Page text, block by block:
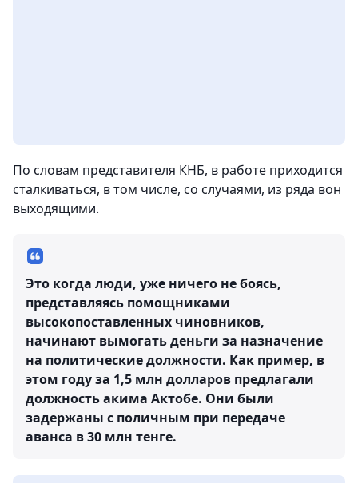
По словам представителя КНБ, в работе приходится
сталкиваться, в том числе, со случаями, из ряда вон
выходящими.
Это когда люди, уже ничего не боясь,
представляясь помощниками
высокопоставленных чиновников,
начинают вымогать деньги за назначение
на политические должности. Как пример, в
этом году за 1,5 млн долларов предлагали
должность акима Актобе. Они были
задержаны с поличным при передаче
аванса в 30 млн тенге.